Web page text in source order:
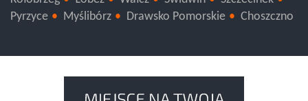
Kołobrzeg
Łobez Wałcz Świdwin
Szczecinek
Pyrzyce
Myślibórz Drawsko Pomorskie Choszczno